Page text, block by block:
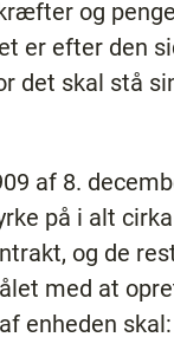
og
er efter den
det skal stå
af 8.
på i alt
og de
med at
enheden skal: